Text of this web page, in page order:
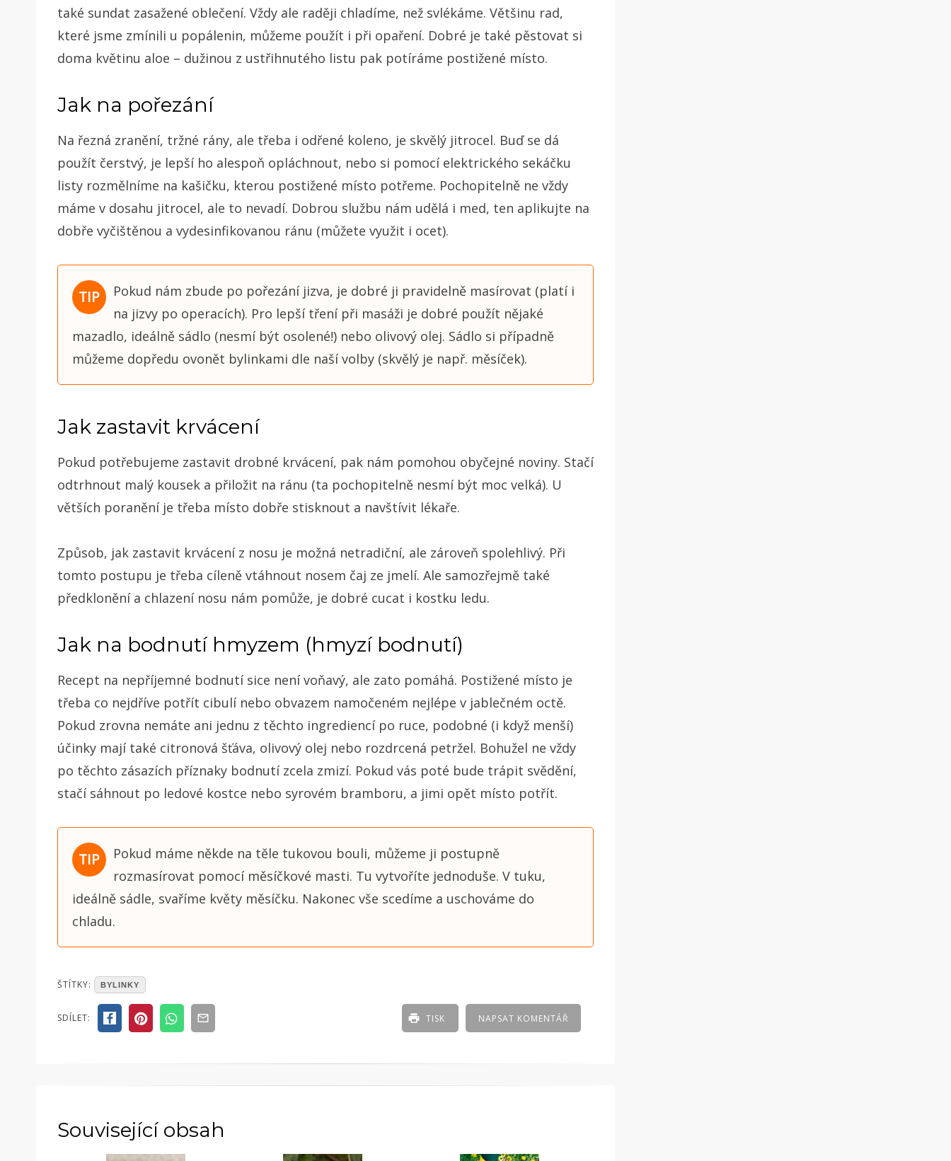
také sundat zasažené oblečení. Vždy ale raději chladíme, než svlékáme. Většinu rad,
které jsme zmínili u popálenin, můžeme použít i při opaření. Dobré je také pěstovat si
doma květinu aloe – dužinou z ustřihnutého listu pak potíráme postižené místo.
Jak na pořezání
Na řezná zranění, tržné rány, ale třeba i odřené koleno, je skvělý jitrocel. Buď se dá
použít čerstvý, je lepší ho alespoň opláchnout, nebo si pomocí elektrického sekáčku
listy rozmělníme na kašičku, kterou postižené místo potřeme. Pochopitelně ne vždy
máme v dosahu jitrocel, ale to nevadí. Dobrou službu nám udělá i med, ten aplikujte na
dobře vyčištěnou a vydesinfikovanou ránu (můžete využit i ocet).
Pokud nám zbude po pořezání jizva, je dobré ji pravidelně masírovat (platí i
na jizvy po operacích). Pro lepší tření při masáži je dobré použít nějaké
mazadlo, ideálně sádlo (nesmí být osolené!) nebo olivový olej. Sádlo si případně
můžeme dopředu ovonět bylinkami dle naší volby (skvělý je např. měsíček).
Jak zastavit krvácení
Pokud potřebujeme zastavit drobné krvácení, pak nám pomohou obyčejné noviny. Stačí
odtrhnout malý kousek a přiložit na ránu (ta pochopitelně nesmí být moc velká). U
větších poranění je třeba místo dobře stisknout a navštívit lékaře.
Způsob, jak zastavit krvácení z nosu je možná netradiční, ale zároveň spolehlivý. Při
tomto postupu je třeba cíleně vtáhnout nosem čaj ze jmelí. Ale samozřejmě také
předklonění a chlazení nosu nám pomůže, je dobré cucat i kostku ledu.
Jak na bodnutí hmyzem (hmyzí bodnutí)
Recept na nepříjemné bodnutí sice není voňavý, ale zato pomáhá. Postižené místo je
třeba co nejdříve potřít cibulí nebo obvazem namočeném nejlépe v jablečném octě.
Pokud zrovna nemáte ani jednu z těchto ingrediencí po ruce, podobné (i když menší)
účinky mají také citronová šťáva, olivový olej nebo rozdrcená petržel. Bohužel ne vždy
po těchto zásazích příznaky bodnutí zcela zmizí. Pokud vás poté bude trápit svědění,
stačí sáhnout po ledové kostce nebo syrovém bramboru, a jimi opět místo potřít.
Pokud máme někde na těle tukovou bouli, můžeme ji postupně
rozmasírovat pomocí měsíčkové masti. Tu vytvoříte jednoduše. V tuku,
ideálně sádle, svaříme květy měsíčku. Nakonec vše scedíme a uschováme do
chladu.
POSTED
ČLÁNKY
ŠTÍTKY: BYLINKY
SDÍLET: NAPSAT KOMENTÁŘ
TISK
Související obsah